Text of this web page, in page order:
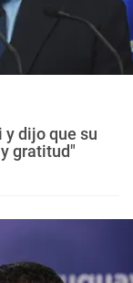
y dijo que su
gratitud"